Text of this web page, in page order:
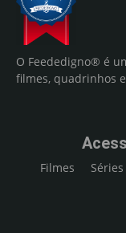
O Feededigno® é
filmes, quadrinhos
Filmes Séries